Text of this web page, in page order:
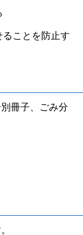
ことを防止す
冊子、ごみ分